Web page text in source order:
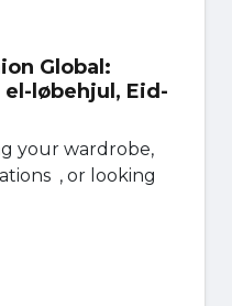
Global:
løbehjul, Eid-
your wardrobe,
, or looking